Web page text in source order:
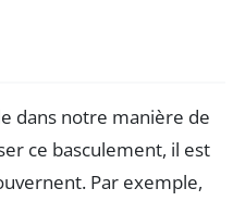
dans notre manière de
ce basculement, il est
Par exemple,